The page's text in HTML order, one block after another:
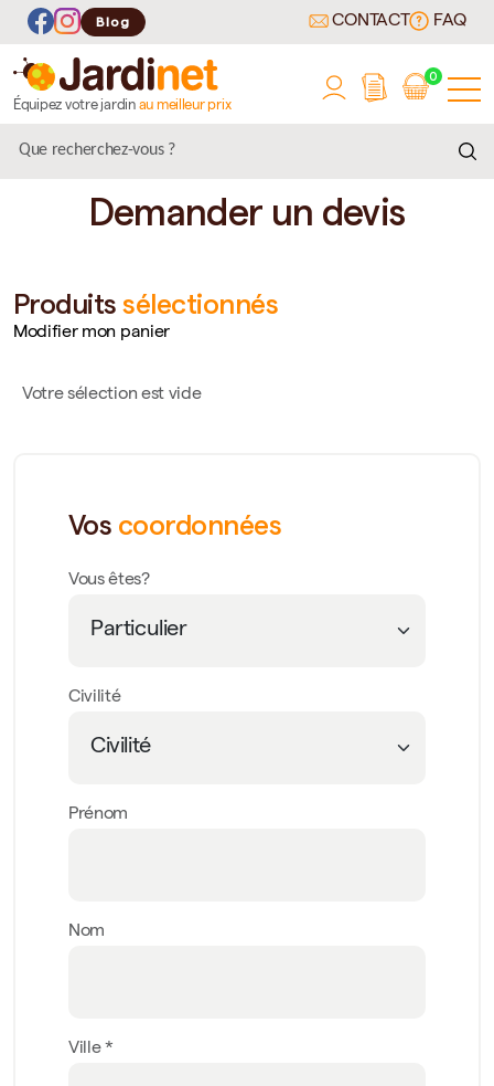
Blog CONTACT FAQ
Équipez votre jardin au meilleur prix
0
Demander un devis
Produitssélectionnés
Modifier mon panier
Votre sélection est vide
Vos coordonnées
Vous êtes?
Civilité
Prénom
Nom
Ville *